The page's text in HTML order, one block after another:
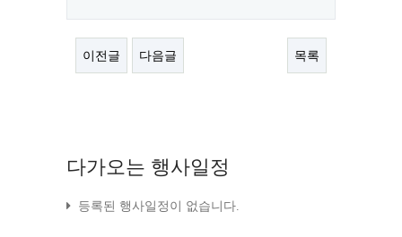
이전글 다음글 목록
다가오는 행사일정
등록된 행사일정이 없습니다.